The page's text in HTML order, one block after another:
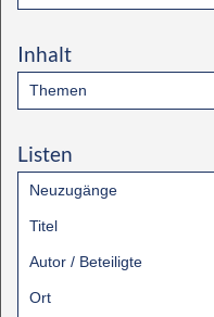
Inhalt
Themen
Listen
Neuzugänge
Titel
Autor / Beteiligte
Ort